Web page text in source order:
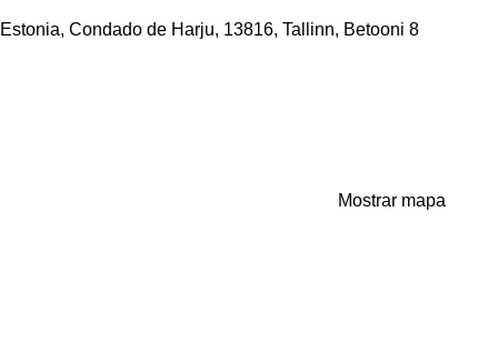
Estonia, Condado de Harju, 13816, Tallinn, Betooni 8
Mostrar mapa